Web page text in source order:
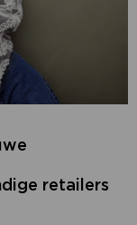
retailers